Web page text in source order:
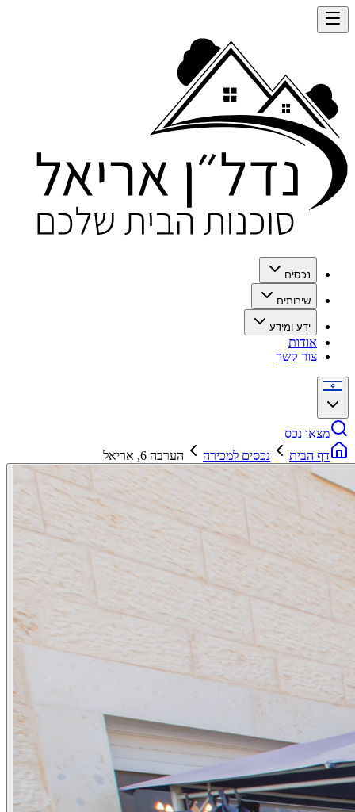
נכסים
שירותים
ידע ומידע
אודות
צור קשר
מצאו נכס
דף הבית
נכסים למכירה הערבה 6, אריאל